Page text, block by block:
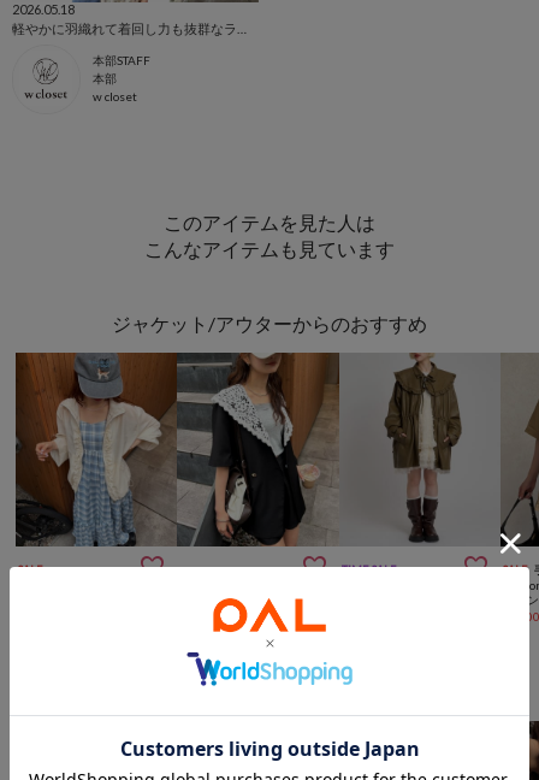
2026.05.18
本部STAFF
本部
w closet
このアイテムを見た人は
こんなアイテムも見ています
ジャケット/アウターからのおすすめ
SALE  
《今すぐお届け》【2サイズ展開/レース取り外し可能】レース付け襟半袖ジャケット
11,880
TIME SALE  SALE
w closetからのおすすめ